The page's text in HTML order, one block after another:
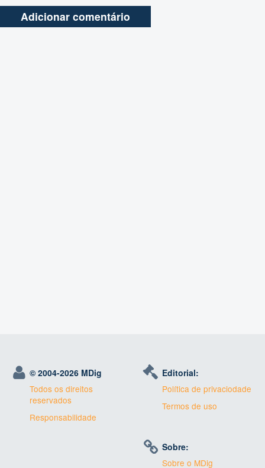
© 2004-2026 MDig
Todos os direitos
reservados
Responsabilidade
Editorial:
Política de privaciodade
Termos de uso
Sobre:
Sobre o MDig